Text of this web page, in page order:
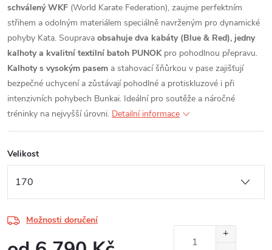
schválený WKF (World Karate Federation), zaujme perfektním
střihem a odolným materiálem speciálně navrženým pro dynamické
pohyby Kata. Souprava obsahuje dva kabáty (Blue & Red), jedny
kalhoty a kvalitní textilní batoh PUNOKpro pohodlnou přepravu.
Kalhoty s vysokým pasem a stahovací šňůrkou v pase zajišťují
bezpečné uchycení a zůstávají pohodlné a protiskluzové i při
intenzivních pohybech Bunkai. Ideální pro soutěže a náročné
tréninky na nejvyšší úrovni. Detailní informace
Velikost
Možnosti doručení